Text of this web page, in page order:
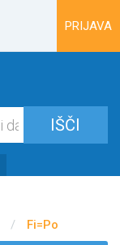
PRIJAVA
/
Fi=Po